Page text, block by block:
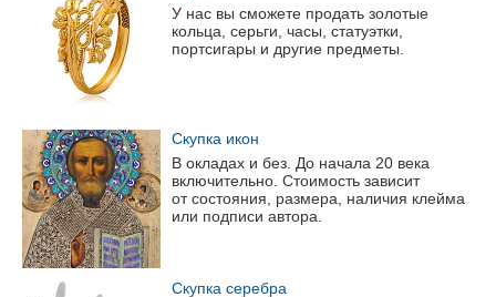
У нас вы сможете продать золотые
кольца, серьги, часы, статуэтки,
портсигары и другие предметы.
Скупка икон
В окладах и без. До начала 20 века
включительно. Стоимость зависит
от состояния, размера, наличия клейма
или подписи автора.
Скупка серебра